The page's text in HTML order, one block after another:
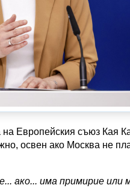
Европейския съюз Кая
освен ако Москва не
ако... има примирие